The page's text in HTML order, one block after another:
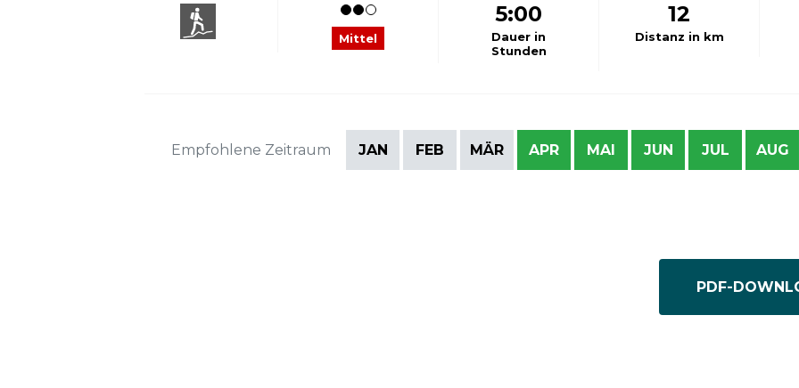
Mittel
5:00
Dauer in
Stunden
12
Distanz in km
Empfohlene Zeitraum JAN FEB MÄR APR MAI JUN JUL AUG
PDF-